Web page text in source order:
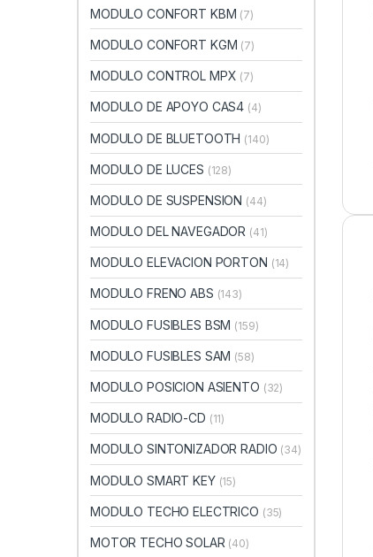
MODULO CONFORT KBM (7)
MODULO CONFORT KGM (7)
MODULO CONTROL MPX (7)
MODULO DE APOYO CAS4 (4)
MODULO DE BLUETOOTH (140)
MODULO DE LUCES (128)
MODULO DE SUSPENSION (44)
MODULO DEL NAVEGADOR (41)
MODULO ELEVACION PORTON (14)
MODULO FRENO ABS (143)
MODULO FUSIBLES BSM (159)
MODULO FUSIBLES SAM (58)
MODULO POSICION ASIENTO (32)
MODULO RADIO-CD (11)
MODULO SINTONIZADOR RADIO (34)
MODULO SMART KEY (15)
MODULO TECHO ELECTRICO (35)
MOTOR TECHO SOLAR (40)